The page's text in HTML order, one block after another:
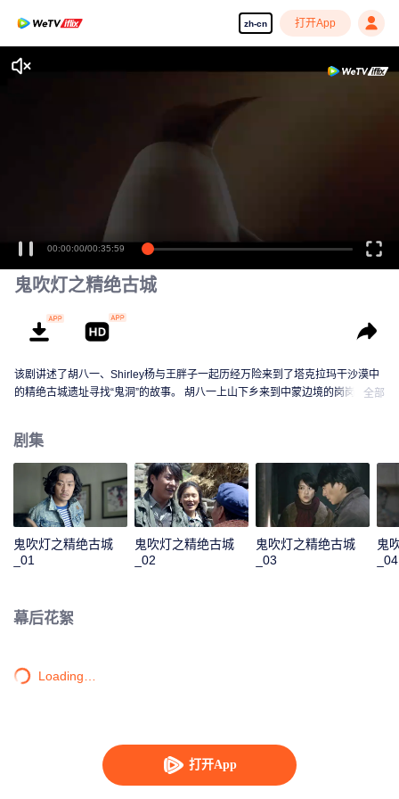
zh-cn 打开App
打开App
00:00:00/00:35:59
鬼吹灯之精绝古城
该剧讲述了胡八一、Shirley杨与王胖子一起历经万险来到了塔克拉玛干沙漠中
的精绝古城遗址寻找“鬼洞”的故事。 胡八一上山下乡来到中蒙边境的岗岗营
八一利用自己懂得的墓葬秘术逃得不死。复员后，胡八一和好友胖子一起加入
了一支前往新疆考古的考古队。一行人历经万险来到了塔克拉玛干沙漠中的精
绝古城遗址，进入了地下“鬼洞”。洞中机关重重、陷阱不断，这神秘的鬼洞似乎
在一位先知的掌控之中。
全部
剧集
鬼吹灯之精绝古城
_01
鬼吹灯之精绝古城
_02
鬼吹灯之精绝古城
_03
鬼
_04
幕后花絮
Loading…